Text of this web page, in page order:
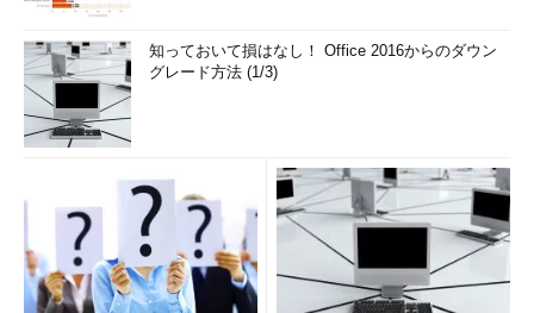
知っておいて損はなし！ Office 2016からのダウン
グレード方法 (1/3)